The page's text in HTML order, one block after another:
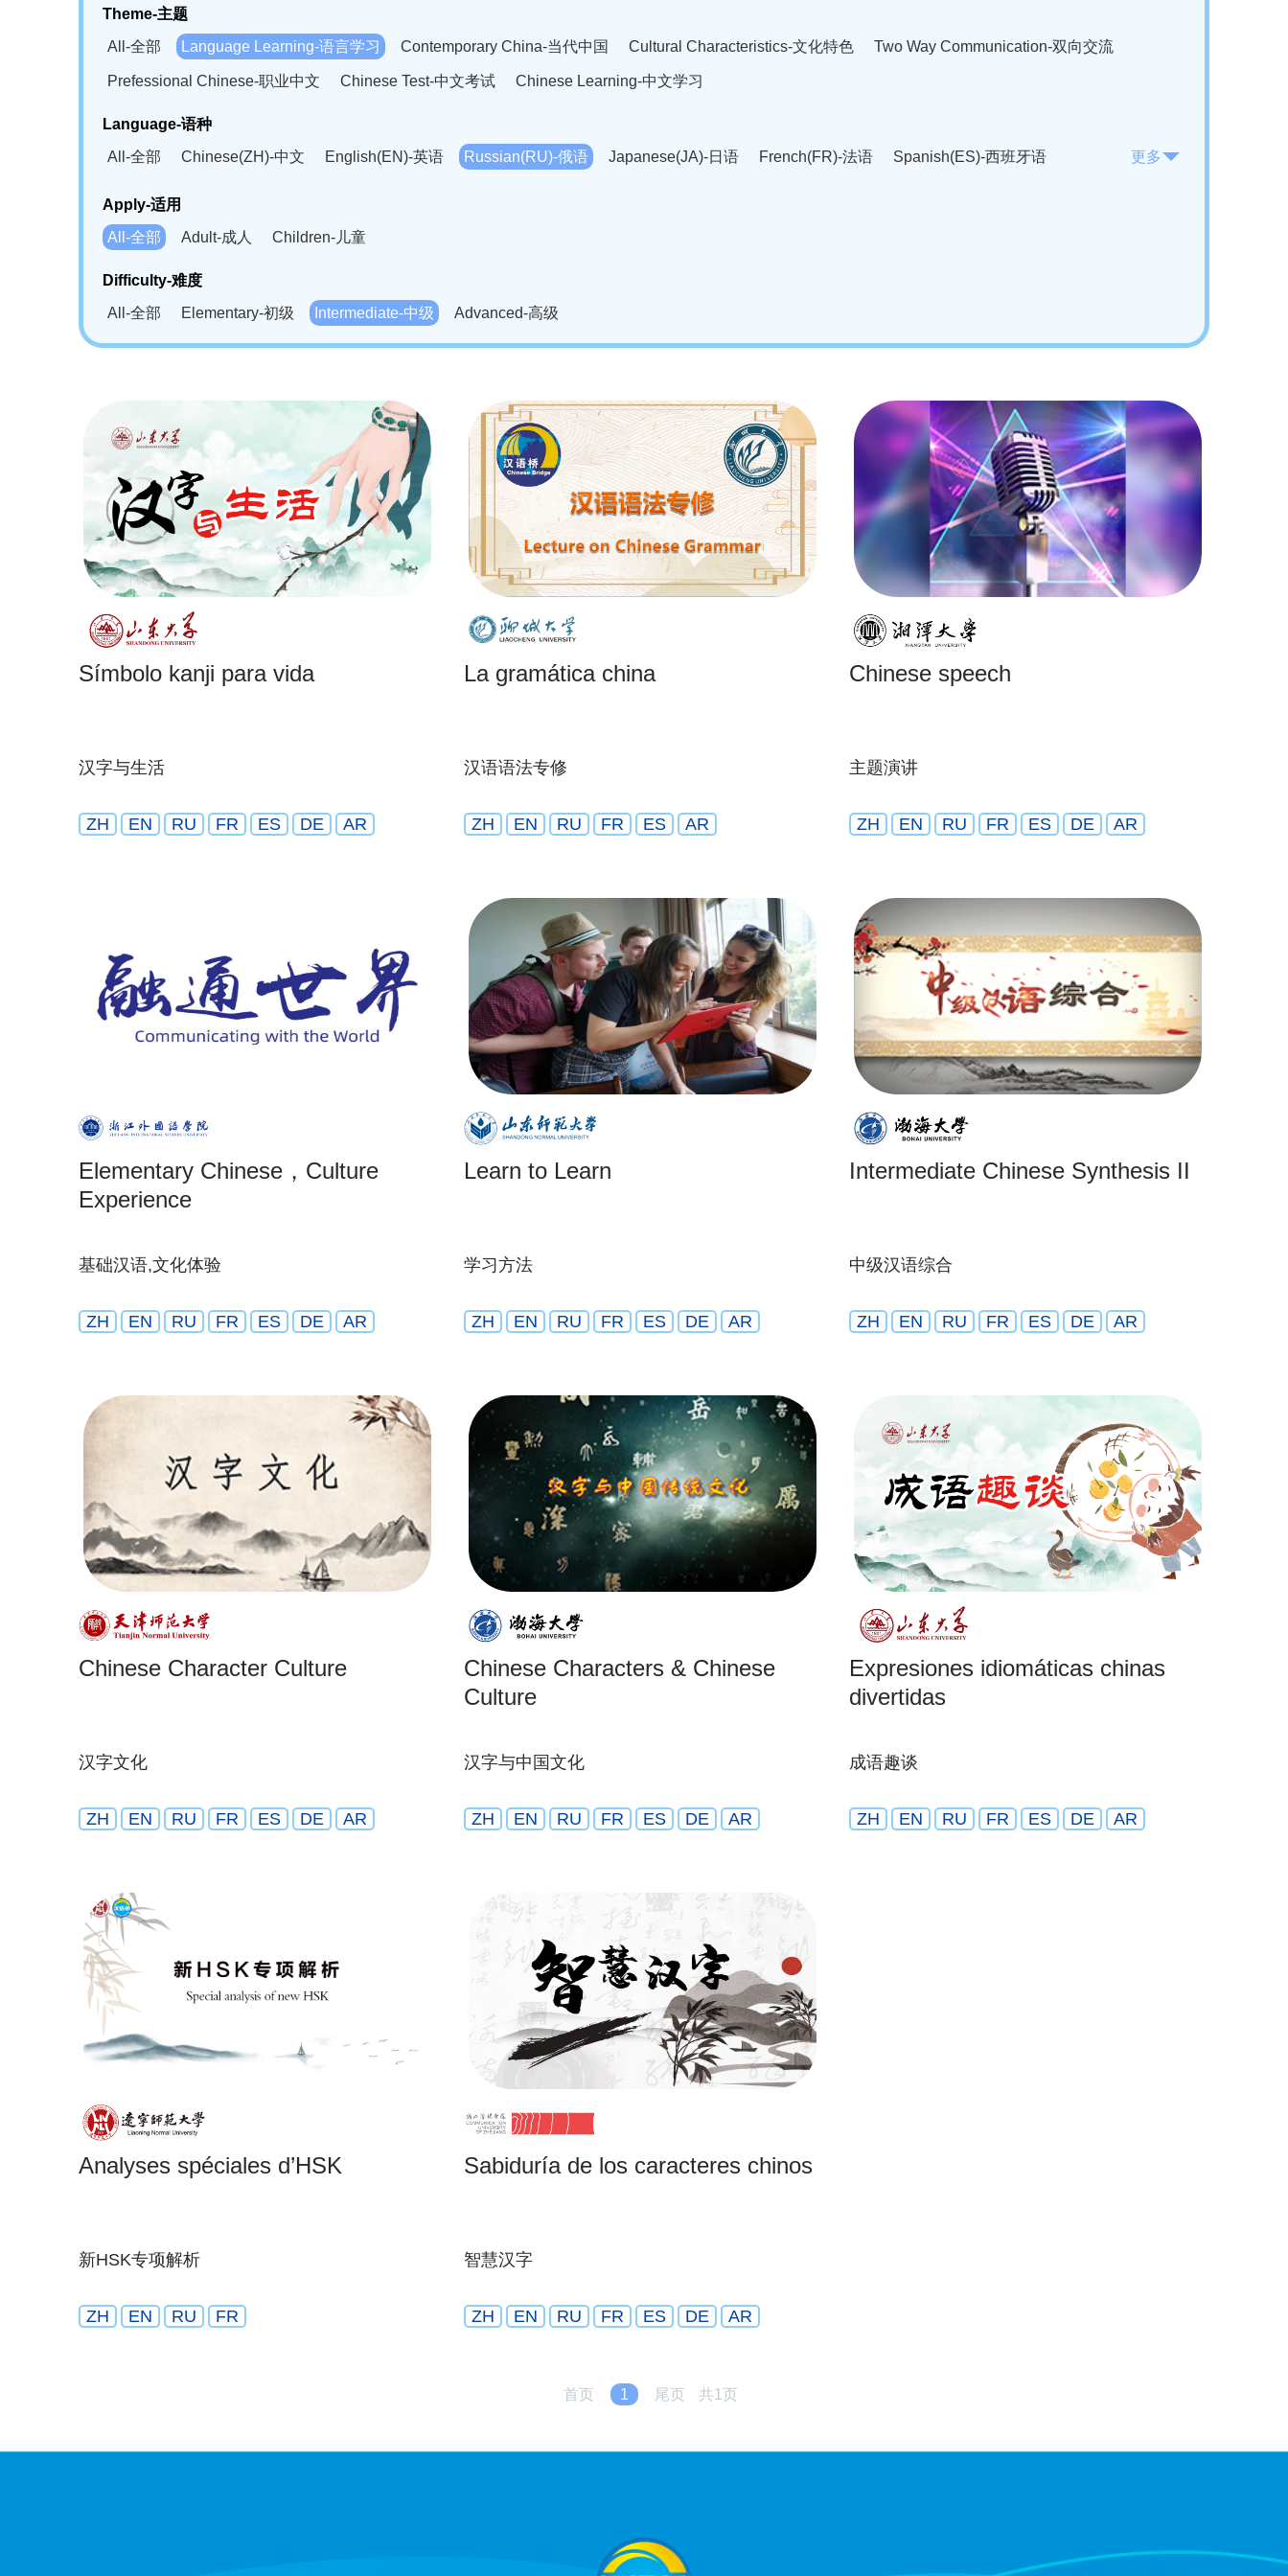
Theme-主题
All-全部
Language Learning-语言学习 Contemporary China-当代中国 Cultural Characteristics-文化特色 Two Way Communication-双向交流
Prefessional Chinese-职业中文 Chinese Test-中文考试 Chinese Learning-中文学习
Language-语种
All-全部
Chinese(ZH)-中文 English(EN)-英语 Russian(RU)-俄语 Japanese(JA)-日语 French(FR)-法语
Spanish(ES)-西班牙语
Bahasa Melayu(MS)-马来语
Swahili(SW)-斯瓦西里语
Kampuchea(KH)-柬埔寨语
更多
Apply-适用
All-全部
Adult-成人 Children-儿童
Difficulty-难度
All-全部
Elementary-初级 Intermediate-中级 Advanced-高级
Símbolo kanji para vida
汉字与生活
ZH EN RU FR ES DE AR
La gramática china
汉语语法专修
ZH EN RU FR ES AR
Chinese speech
主题演讲
ZH EN RU FR ES DE AR
Elementary Chinese，Culture
Experience
基础汉语,文化体验
ZH EN RU FR ES DE AR
Learn to Learn
学习方法
ZH EN RU FR ES DE AR
Intermediate Chinese Synthesis II
中级汉语综合
ZH EN RU FR ES DE AR
Chinese Character Culture
汉字文化
ZH EN RU FR ES DE AR
Chinese Characters & Chinese
Culture
汉字与中国文化
ZH EN RU FR ES DE AR
Expresiones idiomáticas chinas
divertidas
成语趣谈
ZH EN RU FR ES DE AR
Analyses spéciales d’HSK
新HSK专项解析
ZH EN RU FR
Sabiduría de los caracteres chinos
智慧汉字
ZH EN RU FR ES DE AR
首页 1 尾页 共1页